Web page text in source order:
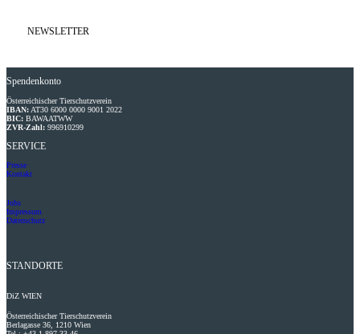
NEWSLETTER
Spendenkonto
Österreichischer Tierschutzverein
IBAN: AT30 6000 0000 9001 2022
BIC: BAWAATWW
ZVR-Zahl: 996910299
SERVICE
Presse
Kontakt
Jobs
Impressum
Datenschutz
STANDORTE
DiZ WIEN
Österreichischer Tierschutzverein
Berlagasse 36, 1210 Wien